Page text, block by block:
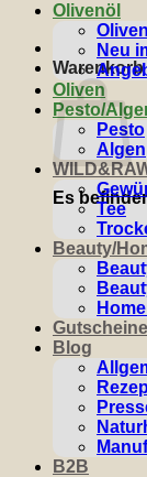
Warenkorb
Es
Olivenöl
Neu
Oliven
Pesto/
Pesto
Algen
Tee
Beauty/
Blog
B2B